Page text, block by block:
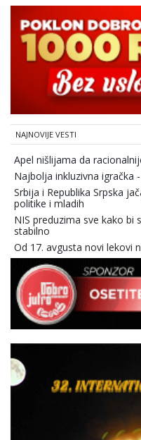
NAJNOVIJE VESTI
Apel nišlijama da
Najbolja inkluzivna igračka
Srbija i Republika Srpska
politike i mladih
NIS preduzima sve kako bi
stabilno
Od 17. avgusta novi lekovi